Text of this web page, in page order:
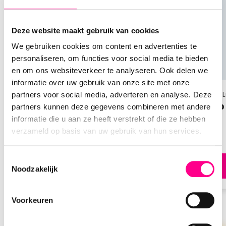
Deze website maakt gebruik van cookies
We gebruiken cookies om content en advertenties te
personaliseren, om functies voor social media te bieden
en om ons websiteverkeer te analyseren. Ook delen we
informatie over uw gebruik van onze site met onze
partners voor social media, adverteren en analyse. Deze
partners kunnen deze gegevens combineren met andere
informatie die u aan ze heeft verstrekt of die ze hebben
verzameld op basis van uw gebruik van hun services.
Noodzakelijk
Voorkeuren
twee personen met de Bongo - Luxe
meer dan 650 hotels met uitgebreide
wellnessfaciliteiten. Ontdek het volledige aanbod
op de officiële Bongo-website.
Hoe werkt de Bongo - Luxe
Wellnessweekend?
Wil je jouw Bongo - Luxe Wellnessweekend
verzilveren? Volg dan deze stappen:
cadeaubon.
Activeer je cadeaubon en kies de gewenste
Zoek het perfecte hotel door te filteren op
Bongo | Luxe cadeaubox
Bongo - Romantisch Weekend
met Diner
Bongo |